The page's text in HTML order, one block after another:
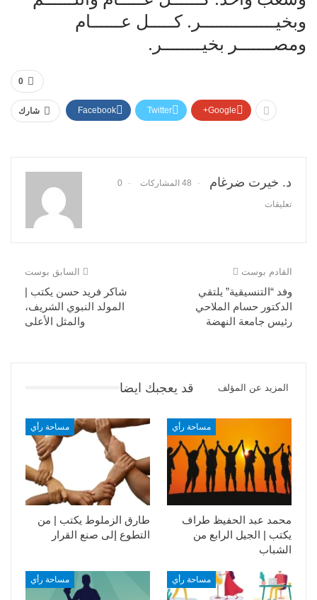
وبخيـــــــــــــــر. كـــــل عــــــام
ومصـــــــر بخيــــــــر.
0
شارك Facebook Twitter Google+
د. خيرت ضرغام 48 المشاركات 0
تعليقات
السابق بوست
شاكر فريد حسن يكتب |
المولد النبوي الشريف،
والمثل الأعلى
القادم بوست
وفد “التنسيقية” يلتقي
الدكتور حسام الملاحي
رئيس جامعة النهضة
قد يعجبك ايضا المزيد عن المؤلف
مساحة رأي
طارق الزملوط يكتب | من
التطوع إلى صنع القرار
مساحة رأي
محمد عبد الحفيظ طراف
يكتب | الجيل الرابع من
الشباب
مساحة رأي مساحة رأي